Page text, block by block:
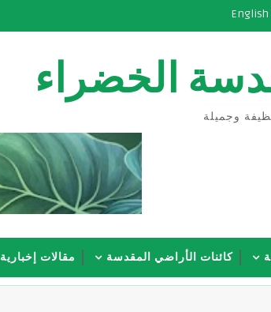
English
الخضراء
وجميلة
كائنات الأراضي المقدسة مقالات إخبارية